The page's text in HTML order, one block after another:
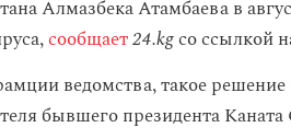
Алмазбека Атамбаева в
сообщает24.kgсо ссылкой
ведомства, такое решение
бывшего президента